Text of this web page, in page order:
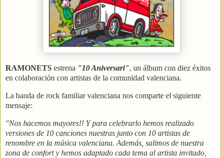
RAMONETS estrena "10 Aniversari", un álbum con diez éxitos
en colaboración con artistas de la comunidad valenciana.
La banda de rock familiar valenciana nos comparte el siguiente
mensaje:
"Nos hacemos mayores!! Y para celebrarlo hemos realizado
versiones de 10 canciones nuestras junto con 10 artistas de
renombre en la música valenciana. Además, salimos de nuestra
zona de confort y hemos adaptado cada tema al artista invitado,